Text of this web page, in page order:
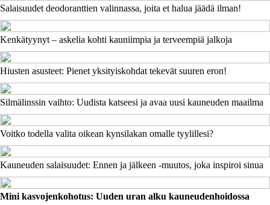
Salaisuudet deodoranttien valinnassa, joita et halua jäädä ilman!
Kenkätyynyt – askelia kohti kauniimpia ja terveempiä jalkoja
Hiusten asusteet: Pienet yksityiskohdat tekevät suuren eron!
Silmälinssin vaihto: Uudista katseesi ja avaa uusi kauneuden maailma
Voitko todella valita oikean kynsilakan omalle tyylillesi?
Kauneuden salaisuudet: Ennen ja jälkeen -muutos, joka inspiroi sinua
Mini kasvojenkohotus: Uuden uran alku kauneudenhoidossa